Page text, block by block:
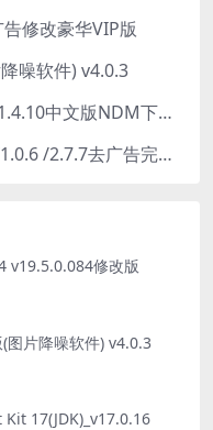
修改豪华VIP版
噪软件) v4.0.3
Neat Download Manager 1.4.10中文版NDM下载器简称NDM
Android 笔趣阁 v3.8.8蓝色/1.0.6 /2.7.7去广告完美版
v19.5.0.084修改版
片降噪软件) v4.0.3
17(JDK)_v17.0.16